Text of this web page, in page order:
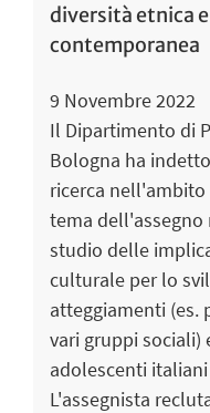
diversità etnica
contemporanea
9 Novembre 2022
Il Dipartimento di
Bologna ha
ricerca nell'ambito
tema dell'assegno
studio delle
culturale per lo
atteggiamenti (es.
vari gruppi sociali)
adolescenti
L'assegnista